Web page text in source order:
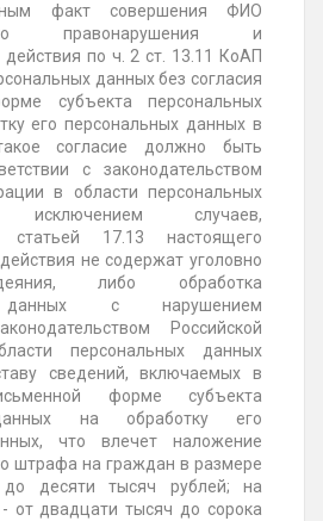
факт совершения ФИО
правонарушения и
действия по ч. 2 ст. 13.11 КоАП
данных без согласия
субъекта персональных
его персональных данных в
согласие должно быть
с законодательством
в области персональных
случаев,
статьей 17.13 настоящего
не содержат уголовно
либо обработка
данных с нарушением
Российской
персональных данных
сведений, включаемых в
форме субъекта
на обработку его
что влечет наложение
штрафа на граждан в размере
десяти тысяч рублей; на
от двадцати тысяч до сорока